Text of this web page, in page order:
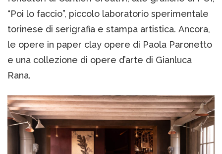
“Poi lo faccio”, piccolo laboratorio sperimentale
torinese di serigrafia e stampa artistica. Ancora,
le opere in paper clay opere di Paola Paronetto
e una collezione di opere d’arte di Gianluca
Rana.